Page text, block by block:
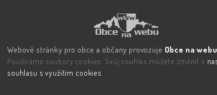
Webové stránky pro obce a občany provozuje Obce na
Používáme soubory cookies. Svůj souhlas můžete změnit v
souhlasu s využitím cookies